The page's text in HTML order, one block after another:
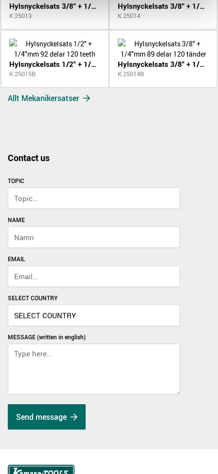
Hylsnyckelsats 3/8" + 1/4"mm 84 delar
K 25013
Hylsnyckelsats 3/8" + 1/4"mm 89 delar
K 25014
Hylsnyckelsats 1/2" + 1/4"mm 92 delar 120 teeth
K 25015B
Hylsnyckelsats 3/8" + 1/4"mm 89 delar 120 tänder
K 25014B
Allt Mekanikersatser
Contact us
TOPIC
NAME
EMAIL
SELECT COUNTRY
MESSAGE (written in english)
Send message